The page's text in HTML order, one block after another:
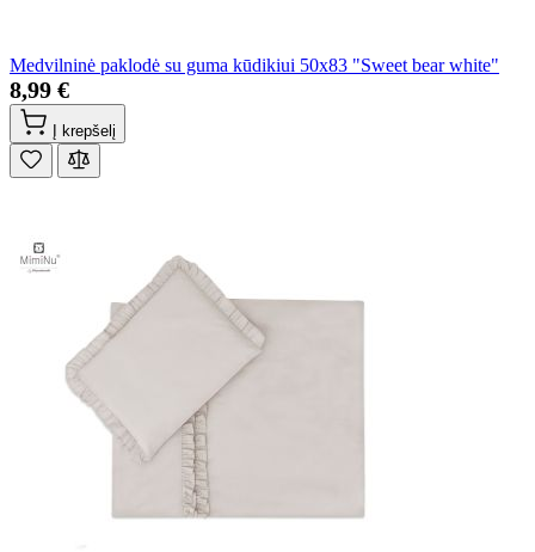
Medvilninė paklodė su guma kūdikiui 50x83 "Sweet bear white"
8,99 €
Į krepšelį